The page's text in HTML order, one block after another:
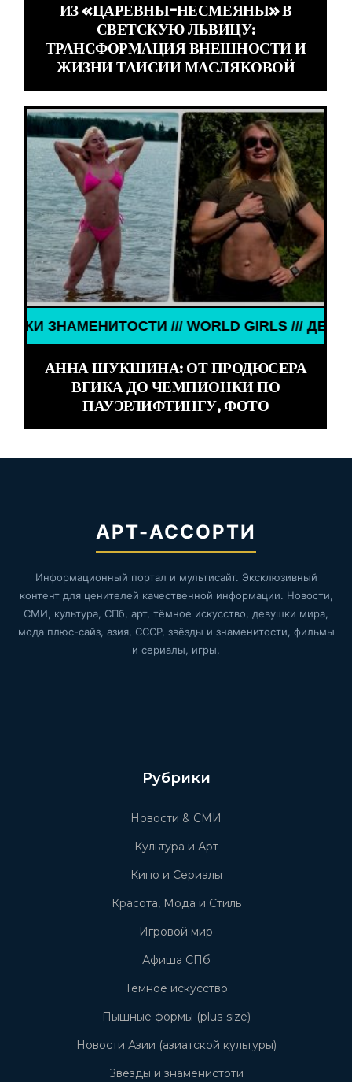
ИЗ «ЦАРЕВНЫ-НЕСМЕЯНЫ» В
СВЕТСКУЮ ЛЬВИЦУ:
ТРАНСФОРМАЦИЯ ВНЕШНОСТИ И
ЖИЗНИ ТАИСИИ МАСЛЯКОВОЙ
/// WORLD GIRLS /// ДЕВУШКИ
АННА ШУКШИНА: ОТ ПРОДЮСЕРА
ВГИКА ДО ЧЕМПИОНКИ ПО
ПАУЭРЛИФТИНГУ, ФОТО
АРТ-АССОРТИ
Информационный портал и мультисайт. Эксклюзивный
контент для ценителей качественной информации. Новости,
СМИ, культура, СПб, арт, тёмное искусство, девушки мира,
мода плюс-сайз, азия, СССР, звёзды и знаменитости, фильмы
и сериалы, игры.
Рубрики
Новости & СМИ
Культура и Арт
Кино и Сериалы
Красота, Мода и Стиль
Игровой мир
Афиша СПб
Тёмное искусство
Пышные формы (plus-size)
Новости Азии (азиатской культуры)
Звёзды и знаменистоти